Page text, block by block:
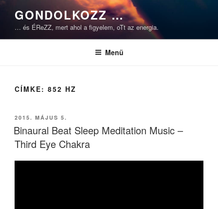
Tartalomhoz
GONDOLKOZZ …
… és ÉReZZ, mert ahol a figyelem, oTt az energia.
Menü
CÍMKE: 852 HZ
BEKÜLDVE:
2015. MÁJUS 5.
Binaural Beat Sleep Meditation Music –
Third Eye Chakra